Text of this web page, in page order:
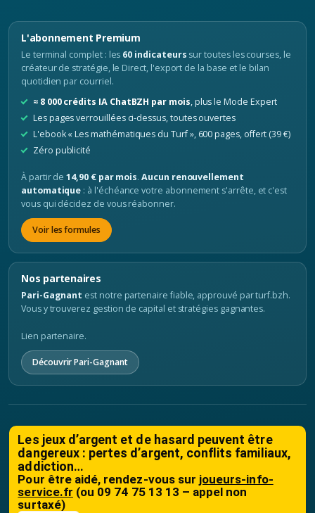
L'abonnement Premium
Le terminal complet : les 60 indicateurs sur toutes les courses, le
créateur de stratégie, le Direct, l'export de la base et le bilan
quotidien par courriel.
≈ 8 000 crédits IA ChatBZH par mois, plus le Mode Expert
Les pages verrouillées ci-dessus, toutes ouvertes
L'ebook « Les mathématiques du Turf », 600 pages, offert (39 €)
Zéro publicité
À partir de14,90 € par mois.Aucun renouvellement
automatique : à l'échéance votre abonnement s'arrête, et c'est
vous qui décidez de vous réabonner.
Voir les formules
Nos partenaires
Pari-Gagnant est notre partenaire fiable, approuvé par turf.bzh.
Vous y trouverez gestion de capital et stratégies gagnantes.
Lien partenaire.
Découvrir Pari-Gagnant
Les jeux d’argent et de hasard peuvent être
dangereux : pertes d’argent, conflits familiaux,
addiction…
Pour être aidé, rendez-vous sur joueurs-info-
service.fr (ou 09 74 75 13 13 – appel non
surtaxé)